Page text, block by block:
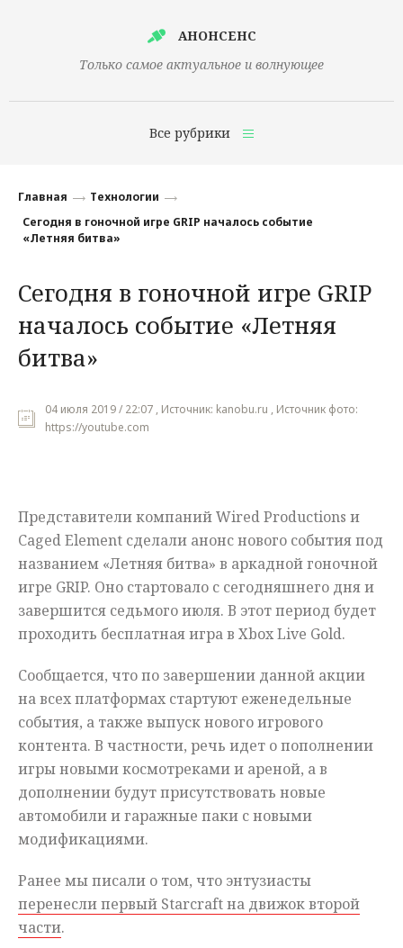
АНОНСЕНС
Только самое актуальное и волнующее
Все рубрики
Финансы
Наука
Культура
Общество
Мнения
Главная
Технологии
Сегодня в гоночной игре GRIP началось событие
«Летняя битва»
Сегодня в гоночной игре GRIP
началось событие «Летняя
битва»
04 июля 2019 / 22:07 , Источник: kanobu.ru , Источник фото:
https://youtube.com
Представители компаний Wired Productions и
Caged Element сделали анонс нового события под
названием «Летняя битва» в аркадной гоночной
игре GRIP. Оно стартовало с сегодняшнего дня и
завершится седьмого июля. В этот период будет
проходить бесплатная игра в Xbox Live Gold.
Сообщается, что по завершении данной акции
на всех платформах стартуют еженедельные
события, а также выпуск нового игрового
контента. В частности, речь идет о пополнении
игры новыми космотреками и ареной, а в
дополнении будут присутствовать новые
автомобили и гаражные паки с новыми
модификациями.
Ранее мы писали о том, что энтузиасты
перенесли первый Starcraft на движок второй
части.